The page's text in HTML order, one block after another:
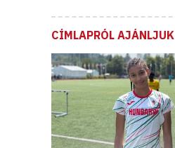
CÍMLAPRÓL AJÁNLJUK